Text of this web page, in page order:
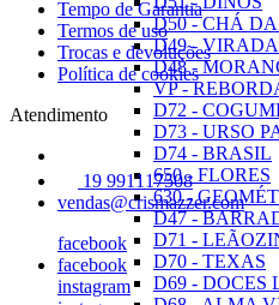
D50 - CHÁ
D49 -
D48 -
VP -
D72 -
D73 - URSO
D74 - BRASIL
650 - FLORES
630 -
D47 -
D71 -
D70 - TEXAS
D69 - DOCES
Tempo de Garantia
Termos de uso
Trocas e devoluções
Política de cookies
Atendimento
19 991117508
vendas@crismazzer.com
facebook
facebook
instagram